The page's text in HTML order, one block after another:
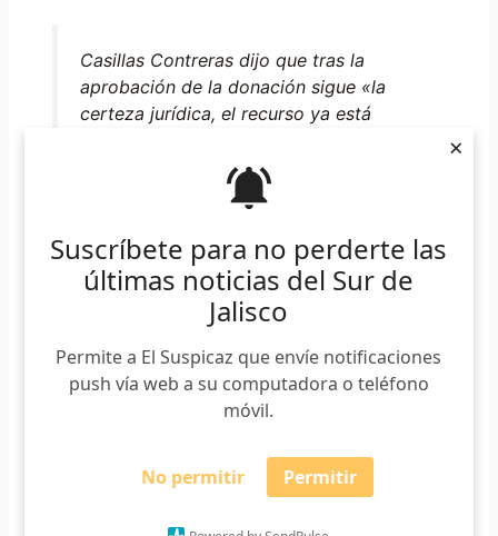
Suscríbete para no perderte las
últimas noticias del Sur de
Jalisco
Permite a El Suspicaz que envíe notificaciones
push vía web a su computadora o teléfono
móvil.
No permitir Permitir
×
Casillas Contreras dijo que tras la
aprobación de la donación sigue «la
certeza jurídica, el recurso ya está
ejecutivo y el inicio de la construcción
que esperemos sea lo más pronto
avanzando en las etapas siguientes».
La alcaldesa resaltó la importancia de este proyecto de
descentralización del Hospital Civil, dado que no sólo
beneficiarán a Zapotlán el Grande, sino a otros municipios
Por parte de la Universidad de Guadalajara, el arquitecto